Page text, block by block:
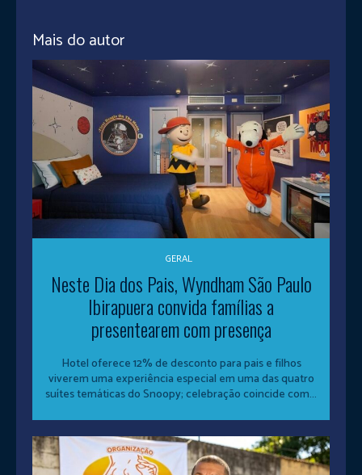
Mais do autor
GERAL
Neste Dia dos Pais, Wyndham São Paulo
Ibirapuera convida famílias a
presentearem com presença
Hotel oferece 12% de desconto para pais e filhos
viverem uma experiência especial em uma das quatro
suítes temáticas do Snoopy; celebração coincide com...